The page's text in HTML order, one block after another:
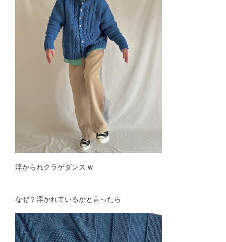
浮かられクラゲダンス w
なぜ？浮かれているかと言ったら